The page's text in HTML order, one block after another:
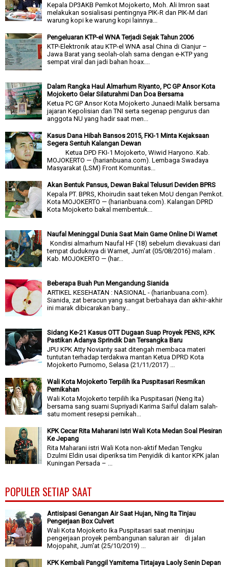
Kepala DP3AKB Pemkot Mojokerto, Moh. Ali Imron saat
melakukan sosialisasi pentingnya PIK-R dan PIK-M dari
warung kopi ke warung kopi lainnya...
Pengeluaran KTP-el WNA Terjadi Sejak Tahun 2006
KTP-Elektronik atau KTP-el WNA asal China di Cianjur –
Jawa Barat yang seolah-olah sama dengan e-KTP yang
sempat viral dan jadi bahan hoax....
Dalam Rangka Haul Almarhum Riyanto, PC GP Ansor Kota
Mojokerto Gelar Silaturahmi Dan Doa Bersama
Ketua PC GP Ansor Kota Mojokerto Junaedi Malik bersama
jajaran Kepolisian dan TNI serta segenap pengurus dan
anggota NU yang hadir saat men...
Kasus Dana Hibah Bansos 2015, FKI-1 Minta Kejaksaan
Segera Sentuh Kalangan Dewan
Ketua DPD FKI-1 Mojokerto, Wiwid Haryono. Kab.
MOJOKERTO — (harianbuana.com). Lembaga Swadaya
Masyarakat (LSM) Front Komunitas...
Akan Bentuk Pansus, Dewan Bakal Telusuri Deviden BPRS
Kepala PT. BPRS, Khoirudin saat teken MoU dengan Pemkot.
Kota MOJOKERTO — (harianbuana.com). Kalangan DPRD
Kota Mojokerto bakal membentuk...
Naufal Meninggal Dunia Saat Main Game Online Di Warnet
Kondisi almarhum Naufal HF (18) sebelum dievakuasi dari
tempat duduknya di Warnet, Jum'at (05/08/2016) malam .
Kab. MOJOKERTO — (har...
Beberapa Buah Pun Mengandung Sianida
ARTIKEL KESEHATAN : NASIONAL - (harianbuana.com).
Sianida, zat beracun yang sangat berbahaya dan akhir-akhir
ini marak dibicarakan bany...
Sidang Ke-21 Kasus OTT Dugaan Suap Proyek PENS, KPK
Pastikan Adanya Sprindik Dan Tersangka Baru
JPU KPK Atty Novianty saat ditengah membaca materi
tuntutan terhadap terdakwa mantan Ketua DPRD Kota
Mojokerto Purnomo, Selasa (21/11/2017) ...
Wali Kota Mojokerto Terpilih Ika Puspitasari Resmikan
Pernikahan
Wali Kota Mojokerto terpilih Ika Puspitasari (Neng Ita)
bersama sang suami Supriyadi Karima Saiful dalam salah-
satu moment resepsi pernikah...
KPK Cecar Rita Maharani Istri Wali Kota Medan Soal Plesiran
Ke Jepang
Rita Maharani istri Wali Kota non-aktif Medan Tengku
Dzulmi Eldin usai diperiksa tim Penyidik di kantor KPK jalan
Kuningan Persada – ...
POPULER SETIAP SAAT
Antisipasi Genangan Air Saat Hujan, Ning Ita Tinjau
Pengerjaan Box Culvert
Wali Kota Mojokerto Ika Puspitasari saat meninjau
pengerjaan proyek pembangunan saluran air di jalan
Mojopahit, Jum'at (25/10/2019) ...
KPK Kembali Panggil Yamitema Tirtajaya Laoly Senin Depan